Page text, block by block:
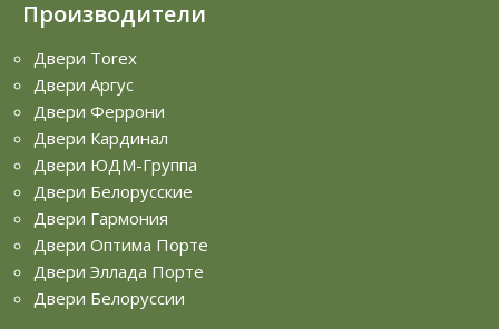
Производители
Двери Torex
Двери Аргус
Двери Феррони
Двери Кардинал
Двери ЮДМ-Группа
Двери Белорусские
Двери Гармония
Двери Оптима Порте
Двери Эллада Порте
Двери Белоруссии